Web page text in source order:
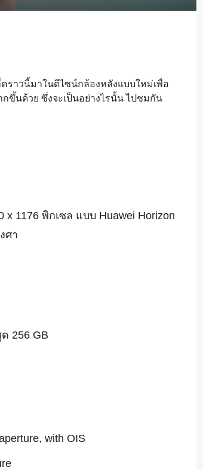
ราวนี้มาในดีไซน์กล้องหลังแบบใหม่เพื่อ
ขึ้นด้วย ซึ่งจะเป็นอย่างไรนั้น ไปชมกัน
1176 พิกเซล แบบ Huawei Horizon
ศา
256 GB
with OIS